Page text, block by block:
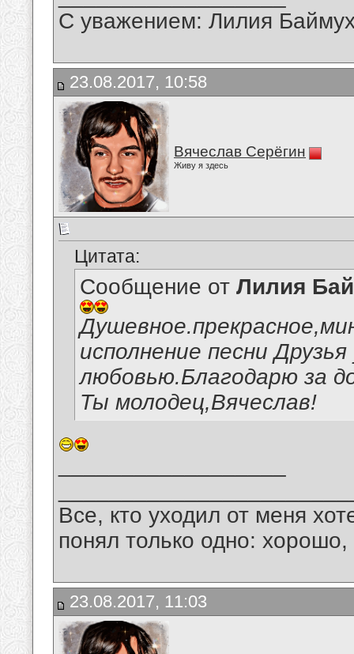
С уважением: Лилия
23.08.2017, 10:58
Вячеслав Серёгин
Живу я здесь
Цитата:
Сообщение от Лилия
исполнение песни
любовью.Благодарю за
Ты молодец,Вячеслав!
Все, кто уходил от меня
понял только одно:
23.08.2017, 11:03